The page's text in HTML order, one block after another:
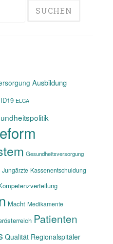
Ausbildung
ELGA
Gesundheitsversorgung
Jungärzte Kassenentschuldung
Macht Medikamente
Patienten
Qualität Regionalspitäler